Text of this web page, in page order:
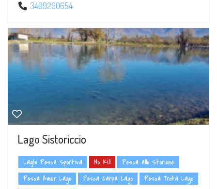
3409290654
Lago Sistoriccio
Laghi Pesca Sportiva No Kill
Pesca allo Storione
Pesca Amur Lago
Pesca Carpa Lago
Pesca Trota Lago